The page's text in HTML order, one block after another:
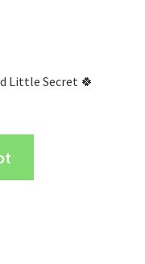
Little Secret 🍀